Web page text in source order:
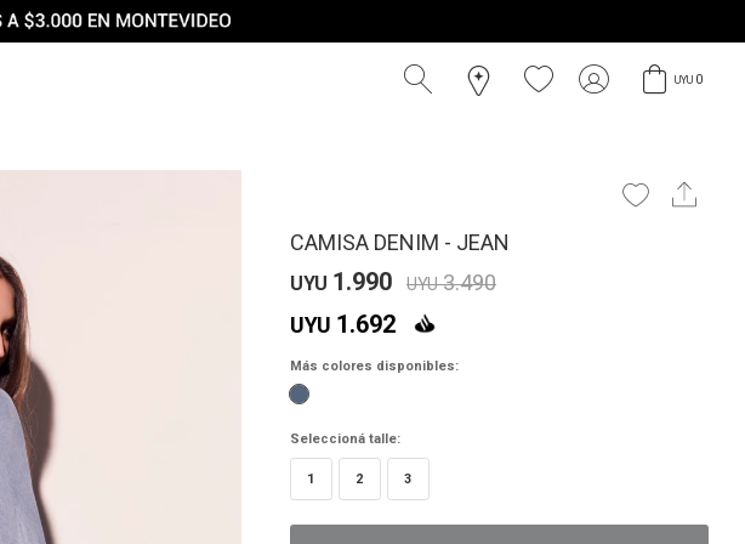
UYU 0
CAMISA DENIM - JEAN
UYU 1.990 UYU 3.490
UYU 1.692
Más colores disponibles:
Seleccioná talle:
1 2 3